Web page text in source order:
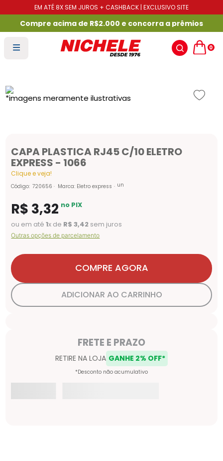
EM ATÉ 8X SEM JUROS + CASHBACK | EXCLUSIVO SITE
Compre acima de R$2.000 e concorra a prêmios
0
CAPA PLASTICA RJ45 C/10 ELETRO
EXPRESS - 1066
Clique e veja!
Código: 720656 Marca: Eletro express un
R$ 3,32 no PIX
ou em até1x de R$ 3,42 sem juros
Outras opções de parcelamento
COMPRE AGORA
ADICIONAR AO CARRINHO